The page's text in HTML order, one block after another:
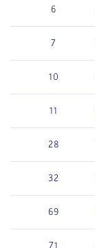
6
7
10
11
28
32
69